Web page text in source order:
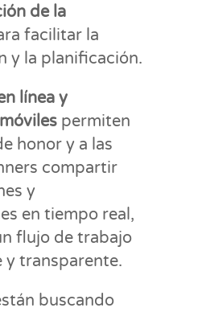
de la
facilitar la
y la planificación.
línea y
permiten
honor y a las
compartir
y
en tiempo real,
flujo de trabajo
y transparente.
buscando